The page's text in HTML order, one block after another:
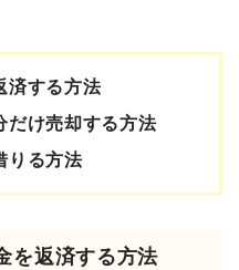
済する方法
だけ売却する方法
りる方法
を返済する方法